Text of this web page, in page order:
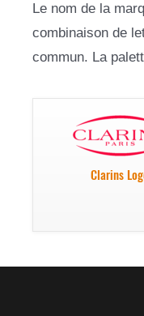
Le nom de la
combinaison de
commun. La
Clarins